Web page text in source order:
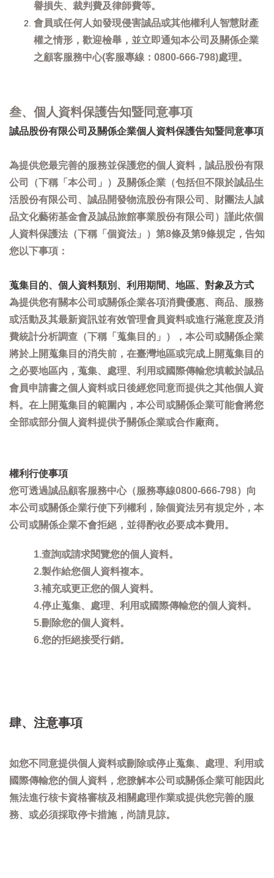
譽損失、裁判費及律師費等。
會員或任何人如發現侵害誠品或其他權利人智慧財產
權之情形，歡迎檢舉，並立即通知本公司及關係企業
之顧客服務中心(客服專線：0800-666-798)處理。
叁、個人資料保護告知暨同意事項
誠品股份有限公司及關係企業個人資料保護告知暨同意事項
為提供您最完善的服務並保護您的個人資料，誠品股份有限
公司（下稱「本公司」）及關係企業（包括但不限於誠品生
活股份有限公司、誠品開發物流股份有限公司、財團法人誠
品文化藝術基金會及誠品旅館事業股份有限公司）謹此依個
人資料保護法（下稱「個資法」）第8條及第9條規定，告知
您以下事項：
蒐集目的、個人資料類別、利用期間、地區、對象及方式
為提供您有關本公司或關係企業各項消費優惠、商品、服務
或活動及其最新資訊並有效管理會員資料或進行滿意度及消
費統計分析調查（下稱「蒐集目的」），本公司或關係企業
將於上開蒐集目的消失前，在臺灣地區或完成上開蒐集目的
之必要地區內，蒐集、處理、利用或國際傳輸您填載於誠品
會員申請書之個人資料或日後經您同意而提供之其他個人資
料。在上開蒐集目的範圍內，本公司或關係企業可能會將您
全部或部分個人資料提供予關係企業或合作廠商。
權利行使事項
您可透過誠品顧客服務中心（服務專線0800-666-798）向
本公司或關係企業行使下列權利，除個資法另有規定外，本
公司或關係企業不會拒絕，並得酌收必要成本費用。
1.查詢或請求閱覽您的個人資料。
2.製作給您個人資料複本。
3.補充或更正您的個人資料。
4.停止蒐集、處理、利用或國際傳輸您的個人資料。
5.刪除您的個人資料。
6.您的拒絕接受行銷。
肆、注意事項
如您不同意提供個人資料或刪除或停止蒐集、處理、利用或
國際傳輸您的個人資料，您膫解本公司或關係企業可能因此
無法進行核卡資格審核及相關處理作業或提供您完善的服
務、或必須採取停卡措施，尚請見諒。